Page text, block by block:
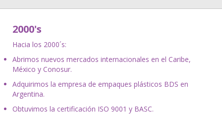
2000's
Hacia los 2000´s:
Abrimos nuevos mercados internacionales en el Caribe,
México y Conosur.
Adquirimos la empresa de empaques plásticos BDS en
Argentina.
Obtuvimos la certificación ISO 9001 y BASC.